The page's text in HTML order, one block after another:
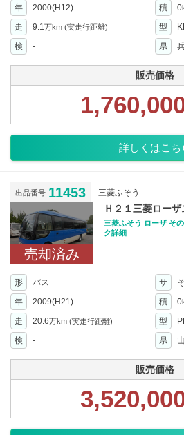
年
2000(H12) 積 0
走 9.1万km (実走行距離) 型
検
- 県
販売価格
詳しくはこち
出品番号 11453 三菱ふそう
売却済み
Ｈ２１三菱ロー
三菱ふそう ローザ そ
ク詳細
形 バス サ
年
2009(H21) 積 0
走 20.6万km (実走行距離) 型
検
- 県
販売価格